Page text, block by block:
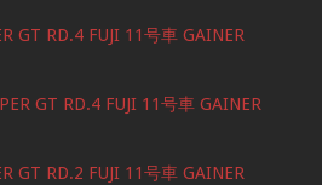
GT RD.4 FUJI 11号車 GAINER
GT RD.4 FUJI 11号車 GAINER
GT RD.2 FUJI 11号車 GAINER